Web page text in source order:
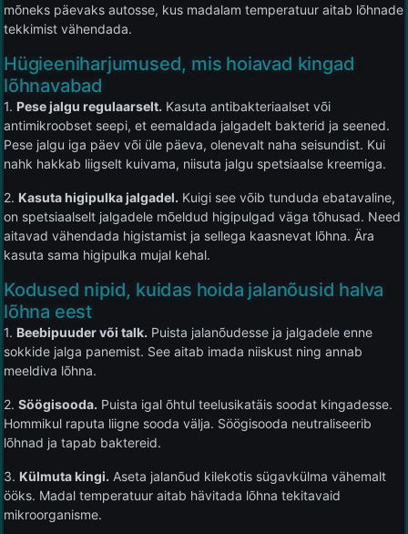
mõneks päevaks autosse, kus madalam temperatuur aitab lõhnade
tekkimist vähendada.
Hügieeniharjumused, mis hoiavad kingad
lõhnavabad
1. Pese jalgu regulaarselt. Kasuta antibakteriaalset või
antimikroobset seepi, et eemaldada jalgadelt bakterid ja seened.
Pese jalgu iga päev või üle päeva, olenevalt naha seisundist. Kui
nahk hakkab liigselt kuivama, niisuta jalgu spetsiaalse kreemiga.
2. Kasuta higipulka jalgadel. Kuigi see võib tunduda ebatavaline,
on spetsiaalselt jalgadele mõeldud higipulgad väga tõhusad. Need
aitavad vähendada higistamist ja sellega kaasnevat lõhna. Ära
kasuta sama higipulka mujal kehal.
Kodused nipid, kuidas hoida jalanõusid halva
lõhna eest
1. Beebipuuder või talk. Puista jalanõudesse ja jalgadele enne
sokkide jalga panemist. See aitab imada niiskust ning annab
meeldiva lõhna.
2. Söögisooda. Puista igal õhtul teelusikatäis soodat kingadesse.
Hommikul raputa liigne sooda välja. Söögisooda neutraliseerib
lõhnad ja tapab baktereid.
3. Külmuta kingi. Aseta jalanõud kilekotis sügavkülma vähemalt
ööks. Madal temperatuur aitab hävitada lõhna tekitavaid
mikroorganisme.